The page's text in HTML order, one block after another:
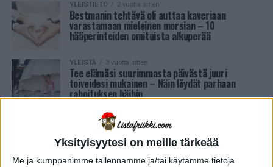
Yksityisyytesi on meille tärkeää
Me ja kumppanimme tallennamme ja/tai käytämme tietoja
YLEISTIETO 2 vuotta sitten
Bestmanin tehtävä oli auttaa kaveriaan
varastamaan mieleinen morsian – 10
hääperinteiden omituista alkuperää
YLEISTÄ 3 vuotta sitten
Tee elämäsi suurimmasta päivästä juuri
toiveidesi mukainen – Näin löydät parhaan
rahoituksen häihin